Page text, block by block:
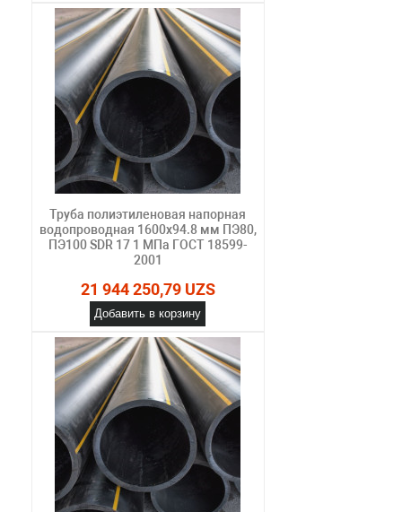
Труба полиэтиленовая напорная
водопроводная 1600х94.8 мм ПЭ80,
ПЭ100 SDR 17 1 МПа ГОСТ 18599-
2001
21 944 250,79 UZS
Добавить в корзину